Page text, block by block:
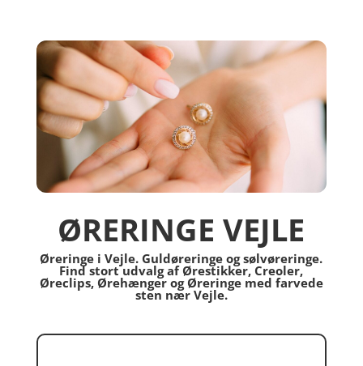
ØRERINGE VEJLE
Øreringe i Vejle. Guldøreringe og sølvøreringe.
Find stort udvalg af Ørestikker, Creoler,
Øreclips, Ørehænger og Øreringe med farvede
sten nær Vejle.